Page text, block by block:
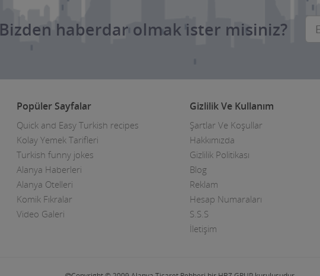
Bizden haberdar olmak ister misiniz?
Popüler Sayfalar
Quick and Easy Turkish recipes
Kolay Yemek Tarifleri
Turkish funny jokes
Alanya Haberleri
Alanya Otelleri
Komik Fıkralar
Video Galeri
Gizlilik Ve Kullanım
Şartlar Ve Koşullar
Hakkımızda
Gizlilik Politikası
Blog
Reklam
Hesap Numaraları
S.S.S
İletişim